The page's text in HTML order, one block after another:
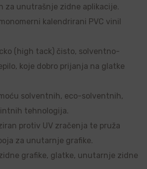
za unutrašnje zidne aplikacije.
kalendrirani PVC vinil
(high tack) čisto, solventno-
koje dobro prijanja na glatke
solventnih, eco-solventnih,
tehnologija.
protiv UV zračenja te pruža
za unutarnje grafike.
grafike, glatke, unutarnje zidne